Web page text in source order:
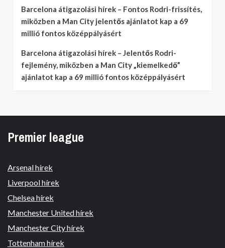
Barcelona átigazolási hírek – Fontos Rodri-frissítés,
miközben a Man City jelentős ajánlatot kap a 69
millió fontos középpályásért
Barcelona átigazolási hírek – Jelentős Rodri-
fejlemény, miközben a Man City „kiemelkedő”
ajánlatot kap a 69 millió fontos középpályásért
Premier league
Arsenal hírek
Liverpool hírek
Chelsea hírek
Manchester United hírek
Manchester City hírek
Tottenham hírek